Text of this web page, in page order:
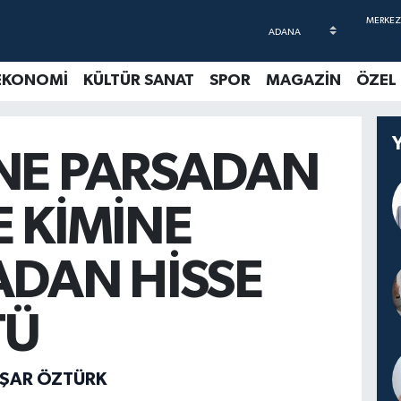
KÜLTÜR SANAT SPOR MAGAZİN ÖZEL
PARSADAN
KİMİNE
HİSSE
ÖZTÜRK